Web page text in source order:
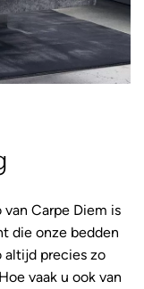
Carpe Diem is
die onze bedden
altijd precies zo
vaak u ook van